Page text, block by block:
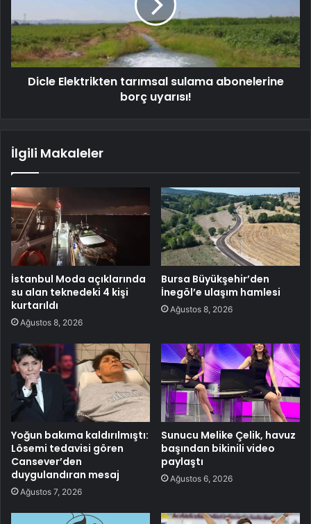
Dicle Elektrikten tarımsal sulama abonelerine
borç uyarısı!
İlgili Makaleler
İstanbul Moda açıklarında
su alan teknedeki 4 kişi
kurtarıldı
Ağustos 8, 2026
Bursa Büyükşehir’den
İnegöl’e ulaşım hamlesi
Ağustos 8, 2026
Yoğun bakıma kaldırılmıştı:
Lösemi tedavisi gören
Cansever’den
duygulandıran mesaj
Ağustos 7, 2026
Sunucu Melike Çelik, havuz
başından bikinili video
paylaştı
Ağustos 6, 2026